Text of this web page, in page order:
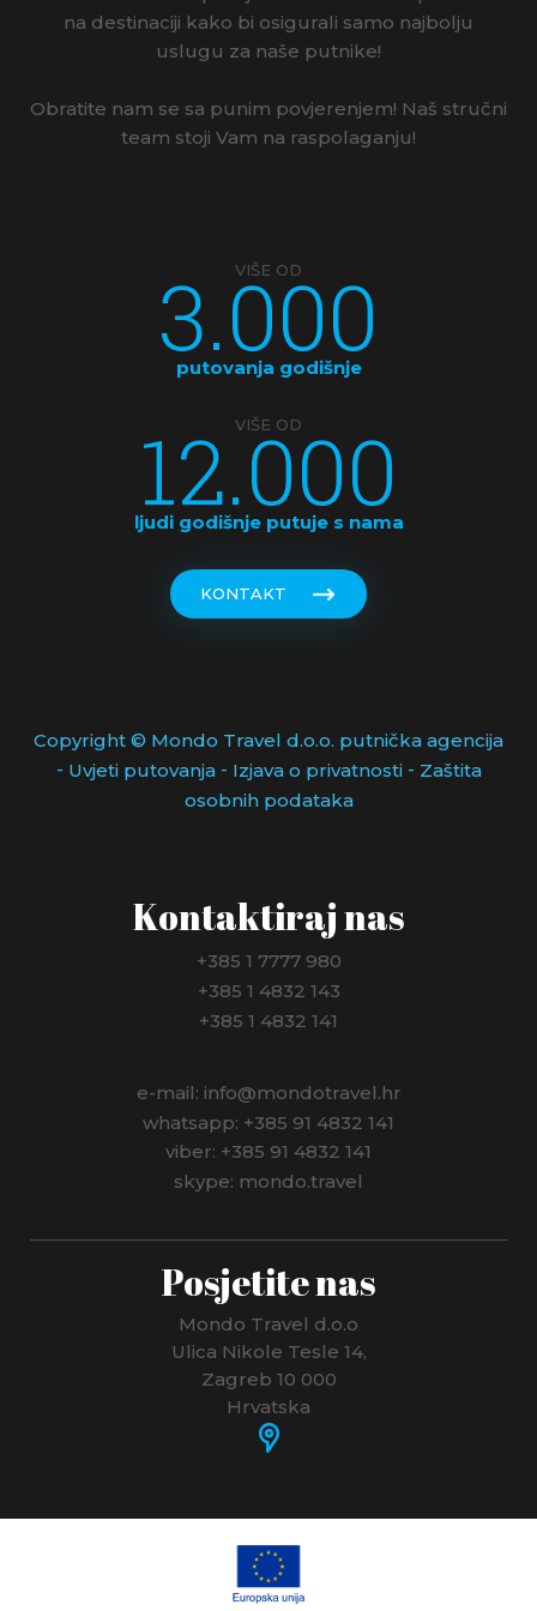
na destinaciji kako bi osigurali samo najbolju
uslugu za naše putnike!
Obratite nam se sa punim povjerenjem! Naš stručni
team stoji Vam na raspolaganju!
VIŠE OD
3.000
putovanja godišnje
VIŠE OD
12.000
ljudi godišnje putuje s nama
KONTAKT
Copyright © Mondo Travel d.o.o. putnička agencija
- Uvjeti putovanja- Izjava o privatnosti- Zaštita
osobnih podataka
Kontaktiraj nas
+385 1 7777 980
+385 1 4832 143
+385 1 4832 141
e-mail: info@mondotravel.hr
whatsapp: +385 91 4832 141
viber: +385 91 4832 141
skype: mondo.travel
Posjetite nas
Mondo Travel d.o.o
Ulica Nikole Tesle 14,
Zagreb 10 000
Hrvatska